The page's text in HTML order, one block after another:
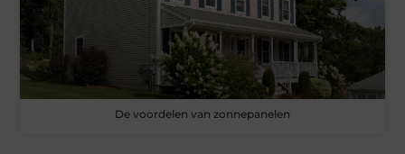
De voordelen van zonnepanelen